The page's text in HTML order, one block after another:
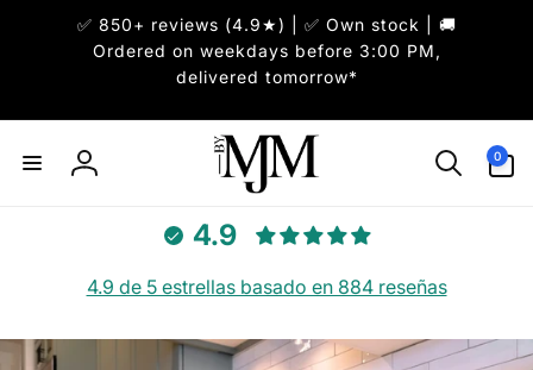
✅ 850+ reviews (4.9★) | ✅ Own stock | 🚚
Ordered on weekdays before 3:00 PM,
delivered tomorrow*
Iniciar
M
J
M
0
artículos
4.9
4.9 de 5 estrellas basado en 884 reseñas